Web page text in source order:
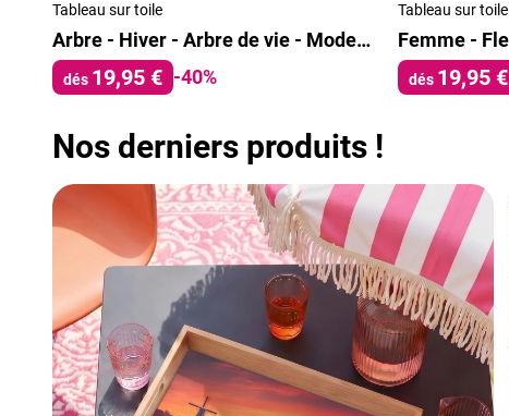
Tableau sur toile
Arbre - Hiver - Arbre de vie - Moderne - Or
dés 19,95 € -40%
Tableau sur toile
dés 19,95 €
Nos derniers produits !